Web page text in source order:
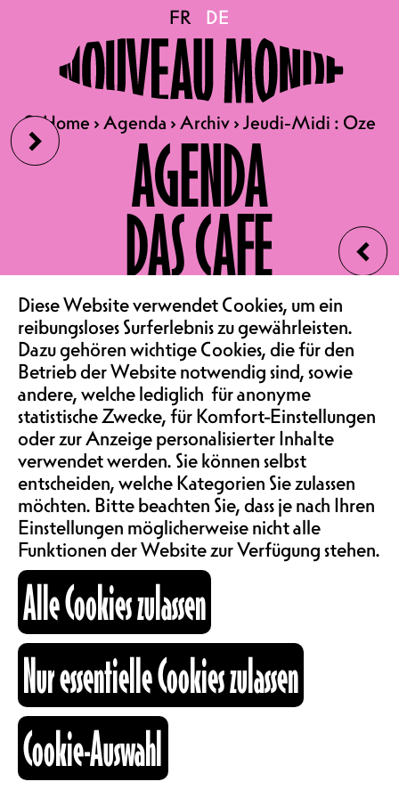
›
‹
FR DE
🔍Home ›Agenda ›Archiv ›Jeudi-Midi : Oze
AGENDA
DAS CAFE
VEREIN & COMMUNITY
SAALMIETE
ABOS & TARIFE
INFORMATIONEN
KARTOGRAPHIE
SUCHE
fb
+41 26 322 57 67
FR DE
🔍Home ›Agenda ›Archiv ›Jeudi-Midi : Oze
Jeudi-Midi : Oze
DO 18.06.2026
JEUDI-MIDI : OZE
KONZERT | KONZERTSAAL
TÜRÖFFNUNG 12H, BEGINN
12H15
EINTRITT GRATIS
FOR FANS OF : DAUGHTER,
ELIE ZOÉ OU “TEARDROP”
DE MASSIVE ATTACK
Die „Jeudi-Midi“ tun gut: eine
echte Pause von unserem Alltag!
Und ihr scheint sie zu mögen.
Deshalb bieten wir euch eine neue
Atempause an. Mit der
Unterstützung von Oze, welche
während drei Tagen in unseren
Mauern residieren wird (Residenz,
unterstützt vom Kulturamt des
Kantons Freiburg). Schnappt euch
eure besten Sandwiches oder kauft
euch was im Café zu essen und
geniesst den Mittag mit Musik !
CH
Diese Website verwendet Cookies, um ein
reibungsloses Surferlebnis zu gewährleisten.
Dazu gehören wichtige Cookies, die für den
Betrieb der Website notwendig sind, sowie
andere, welche lediglich für anonyme
statistische Zwecke, für Komfort-Einstellungen
oder zur Anzeige personalisierter Inhalte
verwendet werden. Sie können selbst
entscheiden, welche Kategorien Sie zulassen
möchten. Bitte beachten Sie, dass je nach Ihren
Einstellungen möglicherweise nicht alle
Funktionen der Website zur Verfügung stehen.
Alle Cookies zulassen
Nur essentielle Cookies zulassen
Cookie-Auswahl